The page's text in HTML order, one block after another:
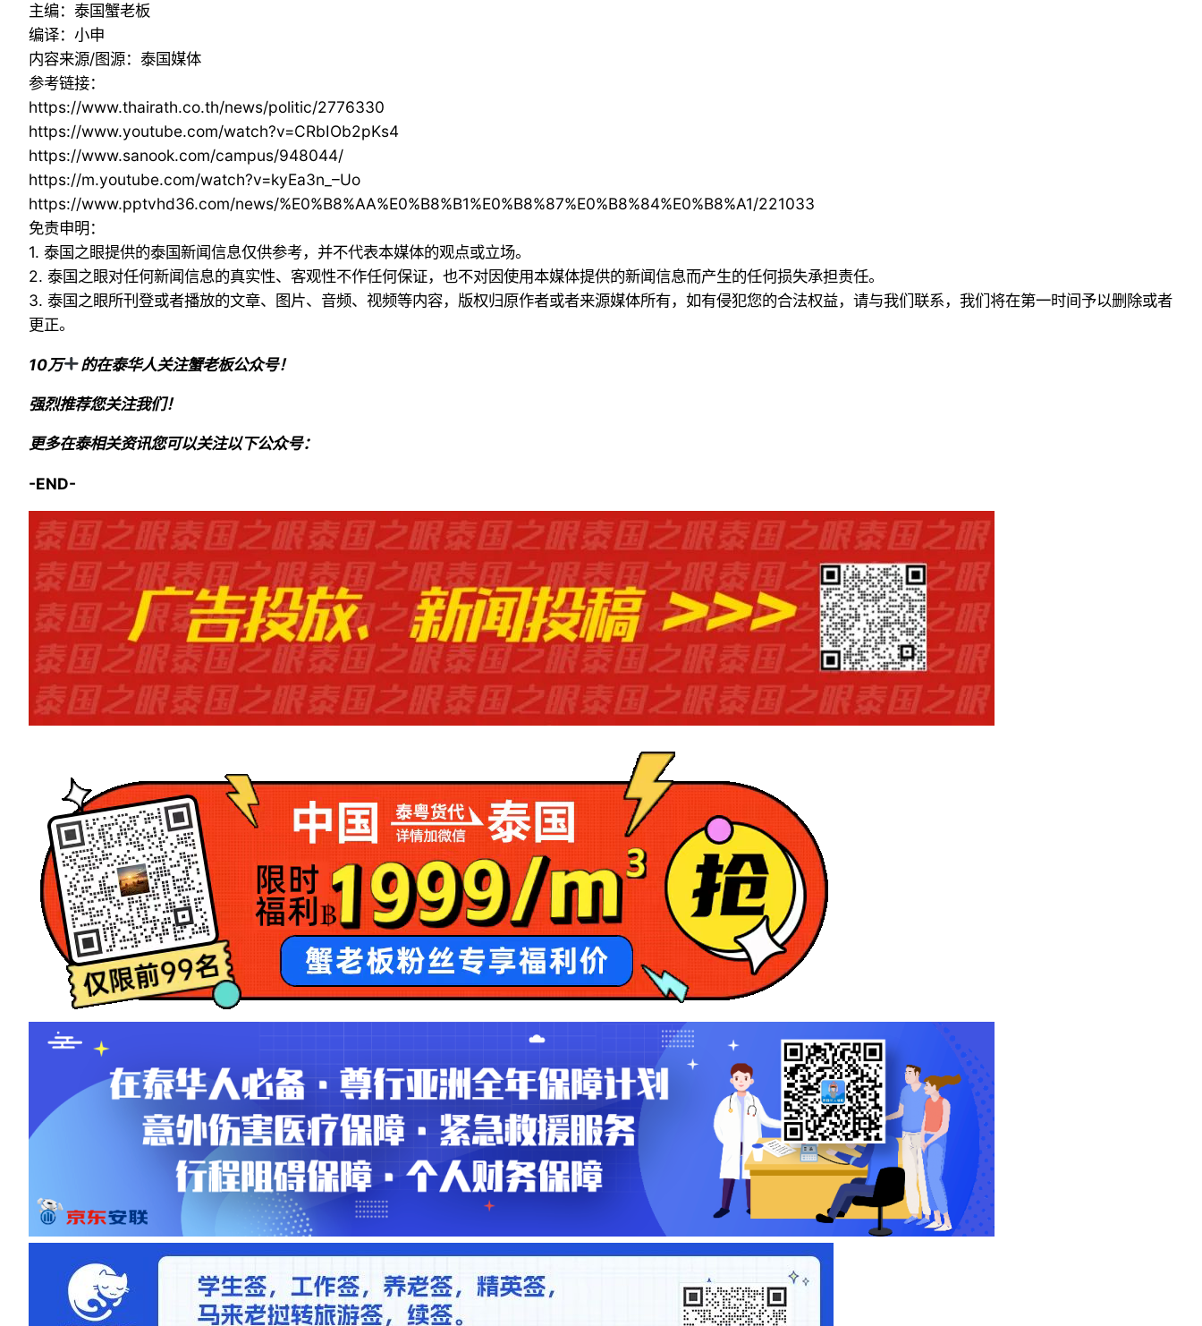
主编：泰国蟹老板
编译：小申
内容来源/图源：泰国媒体
参考链接：
https://www.thairath.co.th/news/politic/2776330
https://www.youtube.com/watch?v=CRbIOb2pKs4
https://www.sanook.com/campus/948044/
https://m.youtube.com/watch?v=kyEa3n_–Uo
https://www.pptvhd36.com/news/%E0%B8%AA%E0%B8%B1%E0%B8%87%E0%B8%84%E0%B8%A1/221033
免责申明：
1. 泰国之眼提供的泰国新闻信息仅供参考，并不代表本媒体的观点或立场。
2. 泰国之眼对任何新闻信息的真实性、客观性不作任何保证，也不对因使用本媒体提供的新闻信息而产生的任何损失承担责任。
3. 泰国之眼所刊登或者播放的文章、图片、音频、视频等内容，版权归原作者或者来源媒体所有，如有侵犯您的合法权益，请与我们联系，我们将在第一时间予以删除或者
更正。
10万 的在泰华人关注蟹老板公众号！
强烈推荐您关注我们！
更多在泰相关资讯您可以关注以下公众号：
-END-